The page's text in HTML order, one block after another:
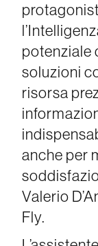
potenziale
soluzioni
risorsa
anche per
Valerio
Fly.